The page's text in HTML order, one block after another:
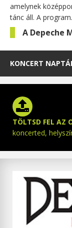
amelynek
tánc áll. A
A Depeche
KONCERT
TÖLTSD FEL AZ
koncerted,